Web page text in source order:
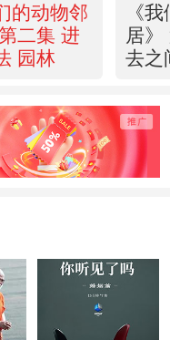
的动物邻
二集 进
园林
《
居》
去之